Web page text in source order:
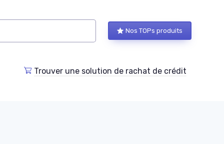
Nos TOPs produits
Trouver une solution de rachat de crédit